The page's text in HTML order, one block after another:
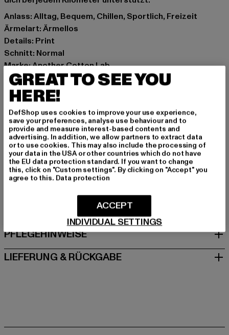
Anlass: Alltag, Bequem, Chillen, Sportlich, Freizeit
Ärmelart: Ärmellos
Details: Print
Schnitt: Normal
Marke: Another Cotton Lab
Kat.: Tanks & Camis
Farbe: schwarz
Hersteller Farbe: black
Materialzusammensetzung: 100% Polyester
Art.Nr: PD00012712-00007
Hersteller: Urban Styles Agency GmbH & Co. KG |
agentur@urbanstylesagency.com
Schanzenstraße 41 | 51063 Köln | DE
GRÖSSE & PASSFORM
PFLEGEHINWEISE
LIEFERUNG & RÜCKGABE
GREAT TO SEE YOU
HERE!
DefShop uses cookies to improve your use experience,
save your preferences, analyse use behaviour and to
provide and measure interest-based contents and
advertising. In addition, we allow partners to extract data
or to use cookies. This may also include the processing of
your data in the USA or other countries which do not have
the EU data protection standard. If you want to change
this, click on "Custom settings". By clicking on "Accept" you
agree to this. Data protection
INDIVIDUAL SETTINGS
ACCEPT